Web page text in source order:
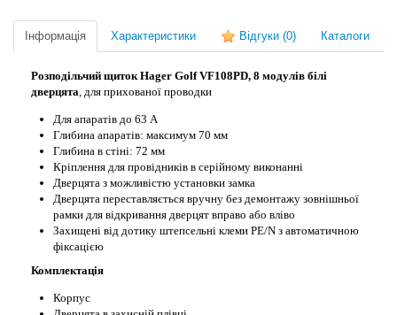
Інформація Характеристики Відгуки (0) Каталоги
Розподільчий щиток Hager Golf VF108PD, 8 модулів білі
дверцята, для прихованої проводки
Для апаратів до 63 А
Глибина апаратів: максимум 70 мм
Глибина в стіні: 72 мм
Кріплення для провідників в серійному виконанні
Дверцята з можливістю установки замка
Дверцята переставляється вручну без демонтажу зовнішньої
рамки для відкривання дверцят вправо або вліво
Захищені від дотику штепсельні клеми PE/N з автоматичною
фіксацією
Комплектація
Корпус